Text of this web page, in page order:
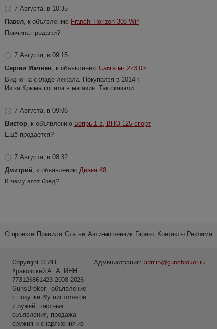
7 Августа, в 10:35
Павел , к объявлению Franchi Horizon 308 Win
Причина продажи?
7 Августа, в 09:15
Сергей Мачнёв , к объявлению Сайга мк 223 03
Видно на складе лежала. Покупался в 2014 г.
Из за Крыма попала в магазин. Так сказали.
7 Августа, в 09:06
Виктор , к объявлению Вепрь 1-в, ВПО-125 спорт
Ещё продается?
7 Августа, в 08:32
Дмитрий , к объявлению Диана 48
К чему этот бред?
О проекте Правила Статьи Анти-мошенник Гарант Контакты Реклама
Администрация: admin@gunsbroker.ru
Copyright © ИП
Краковский А. А. ИНН
773126861423 2008-2026
GunsBroker - объявление
о покупке б/у пистолетов
и ружей, частные
объявления, продажа
оружия и снаряжения из